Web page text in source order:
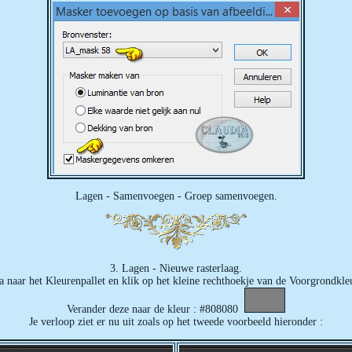
Lagen - Samenvoegen - Groep samenvoegen.
3. Lagen - Nieuwe rasterlaag.
naar het Kleurenpallet en klik op het kleine rechthoekje van de
Verander deze naar de kleur : #808080
Je verloop ziet er nu uit zoals op het tweede voorbeeld hieronder :